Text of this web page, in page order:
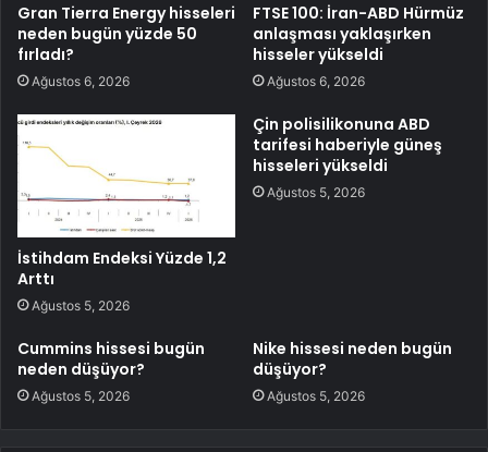
Gran Tierra Energy hisseleri
neden bugün yüzde 50
fırladı?
Ağustos 6, 2026
FTSE 100: İran-ABD Hürmüz
anlaşması yaklaşırken
hisseler yükseldi
Ağustos 6, 2026
İstihdam Endeksi Yüzde 1,2
Arttı
Ağustos 5, 2026
Çin polisilikonuna ABD
tarifesi haberiyle güneş
hisseleri yükseldi
Ağustos 5, 2026
Cummins hissesi bugün
neden düşüyor?
Ağustos 5, 2026
Nike hissesi neden bugün
düşüyor?
Ağustos 5, 2026